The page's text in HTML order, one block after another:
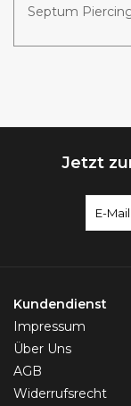
Septum
Jetzt
Kundendienst
Impressum
Über Uns
AGB
Widerrufsrecht